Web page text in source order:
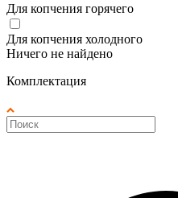
Для копчения горячего
Для копчения холодного
Ничего не найдено
Комплектация